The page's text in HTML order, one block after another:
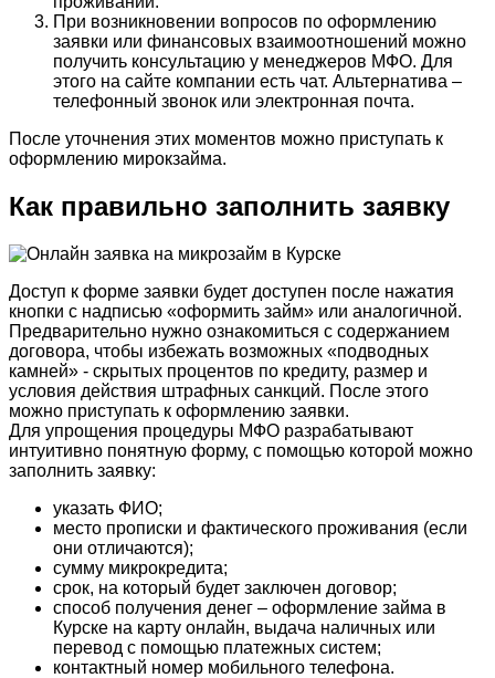
При возникновении вопросов по оформлению
заявки или финансовых взаимоотношений можно
получить консультацию у менеджеров МФО. Для
этого на сайте компании есть чат. Альтернатива –
телефонный звонок или электронная почта.
После уточнения этих моментов можно приступать к
оформлению мирокзайма.
Как правильно заполнить заявку
Доступ к форме заявки будет доступен после нажатия
кнопки с надписью «оформить займ» или аналогичной.
Предварительно нужно ознакомиться с содержанием
договора, чтобы избежать возможных «подводных
камней» - скрытых процентов по кредиту, размер и
условия действия штрафных санкций. После этого
можно приступать к оформлению заявки.
Для упрощения процедуры МФО разрабатывают
интуитивно понятную форму, с помощью которой можно
заполнить заявку:
указать ФИО;
место прописки и фактического проживания (если
они отличаются);
сумму микрокредита;
срок, на который будет заключен договор;
способ получения денег – оформление займа в
Курске на карту онлайн, выдача наличных или
перевод с помощью платежных систем;
контактный номер мобильного телефона.